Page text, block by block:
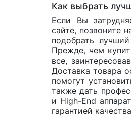
Как выбрать
Если Вы
сайте, позвоните
подобрать
Прежде, чем
все,
Доставка товара
помогут
также дать
и High-End
гарантией